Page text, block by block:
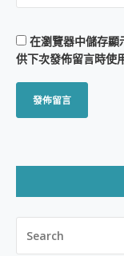
在瀏覽器中儲存顯
供下次發佈留言時使
FOR: